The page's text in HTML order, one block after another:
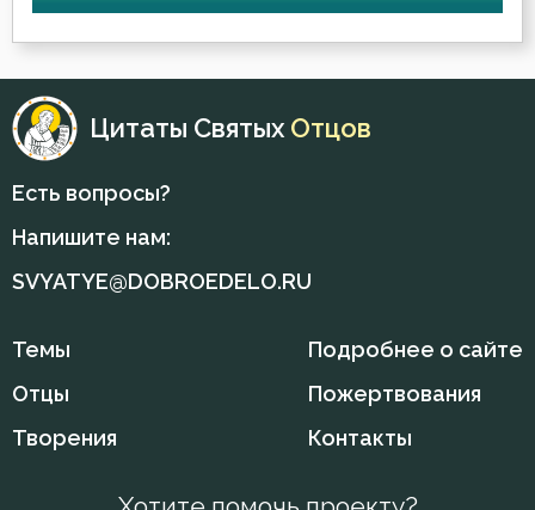
Цитаты Святых Отцов
Есть вопросы?
Напишите нам:
SVYATYE@DOBROEDELO.RU
Темы
Отцы
Творения
Подробнее о сайте
Пожертвования
Контакты